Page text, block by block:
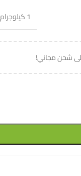
1 كيلوجرام
شحن مجاني!